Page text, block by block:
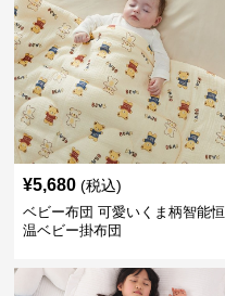
¥5,680 (税込)
ベビー布団 可愛いくま柄智能恒
温ベビー掛布団